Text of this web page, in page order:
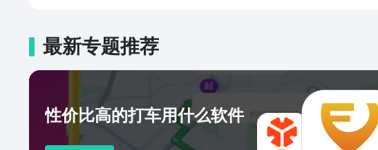
最新专题推荐
性价比高的打车用什么软件